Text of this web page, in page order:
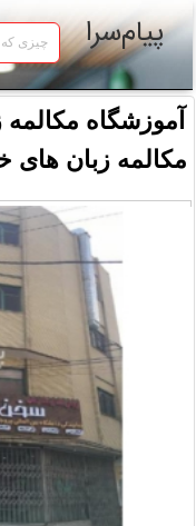
پیام‌سرا
آموزشگاه
مکالمه زبان